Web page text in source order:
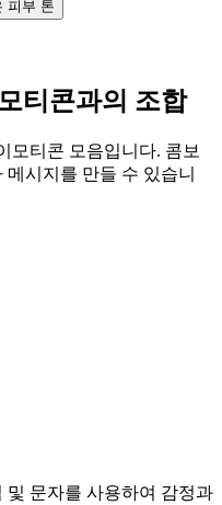
피부 톤
티콘과의 조합
모티콘 모음입니다. 콤보
시지를 만들 수 있습니
및 문자를 사용하여 감정과